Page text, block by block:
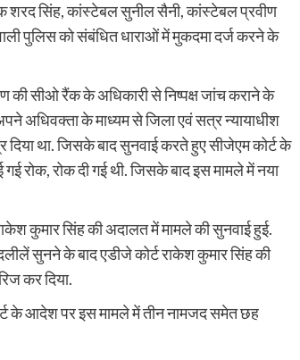
शरद सिंह, कांस्टेबल सुनील सैनी, कांस्टेबल प्रवीण
पुलिस को संबंधित धाराओं में मुकदमा दर्ज करने के
की सीओ रैंक के अधिकारी से निष्पक्ष जांच कराने के
अधिवक्ता के माध्यम से जिला एवं सत्र न्यायाधीश
दिया था. जिसके बाद सुनवाई करते हुए सीजेएम कोर्ट के
रोक, रोक दी गई थी. जिसके बाद इस मामले में नया
कुमार सिंह की अदालत में मामले की सुनवाई हुई.
सुनने के बाद एडीजे कोर्ट राकेश कुमार सिंह की
कर दिया.
के आदेश पर इस मामले में तीन नामजद समेत छह